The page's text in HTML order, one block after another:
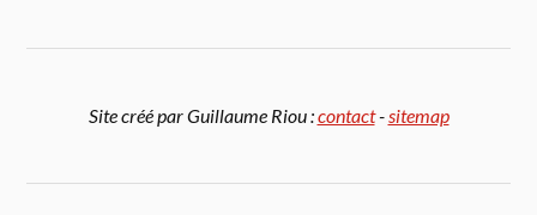
Site créé par Guillaume Riou :contact-sitemap